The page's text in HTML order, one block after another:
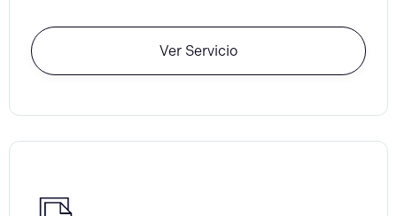
Ver Servicio